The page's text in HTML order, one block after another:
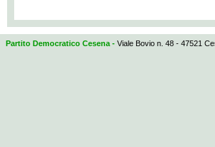
Partito Democratico Cesena - Viale Bovio n. 48 - 47521